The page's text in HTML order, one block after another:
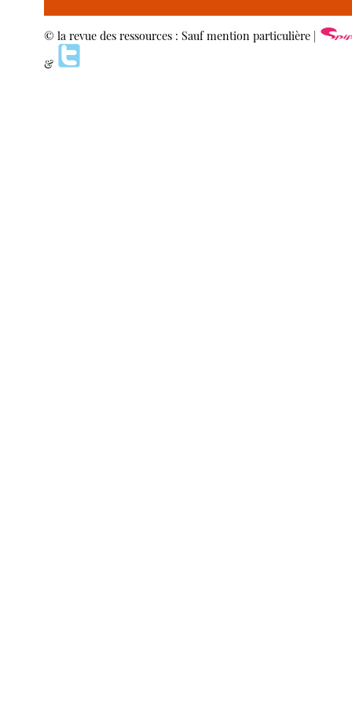
© la revue des ressources : Sauf mention particulière |
&